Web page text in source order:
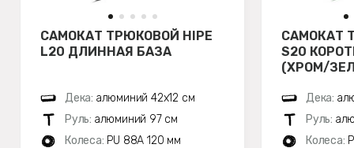
САМОКАТ ТРЮКОВОЙ HIPE
L20 ДЛИННАЯ БАЗА
Дека: алюминий 42х12 см
Руль: алюминий 97 см
Колеса: PU 88A 120 мм
САМОКАТ
S20
(ХРОМ/
Дека:
Руль:
Колеса: